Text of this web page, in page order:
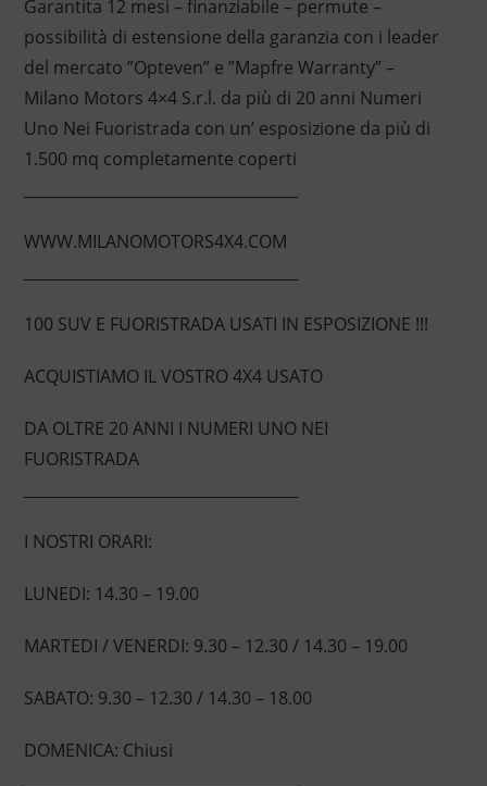
Garantita 12 mesi – finanziabile – permute –
possibilità di estensione della garanzia con i leader
del mercato ”Opteven” e ”Mapfre Warranty” –
Milano Motors 4×4 S.r.l. da più di 20 anni Numeri
Uno Nei Fuoristrada con un’ esposizione da più di
1.500 mq completamente coperti
WWW.MILANOMOTORS4X4.COM
100 SUV E FUORISTRADA USATI IN ESPOSIZIONE !!!
ACQUISTIAMO IL VOSTRO 4X4 USATO
DA OLTRE 20 ANNI I NUMERI UNO NEI
FUORISTRADA
I NOSTRI ORARI:
LUNEDI: 14.30 – 19.00
MARTEDI / VENERDI: 9.30 – 12.30 / 14.30 – 19.00
SABATO: 9.30 – 12.30 / 14.30 – 18.00
DOMENICA: Chiusi